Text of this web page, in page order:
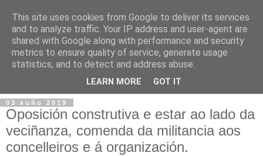
03 xuño 2019
Oposición construtiva e estar ao lado da
veciñanza, comenda da militancia aos
concelleiros e á organización.
This site uses cookies from Google to deliver its services
and to analyze traffic. Your IP address and user-agent are
shared with Google along with performance and security
metrics to ensure quality of service, generate usage
statistics, and to detect and address abuse.
LEARN MORE GOT IT